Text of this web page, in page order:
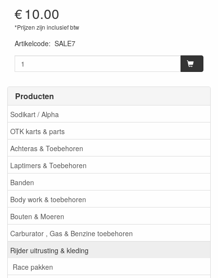
Producten
Sodikart / Alpha
OTK karts & parts
Achteras & Toebehoren
Laptimers & Toebehoren
Banden
Body work & toebehoren
Bouten & Moeren
Carburator , Gas & Benzine toebehoren
Rijder uitrusting & kleding
Race pakken
€10.00
*Prijzen zijn inclusief btw
Artikelcode: SALE7